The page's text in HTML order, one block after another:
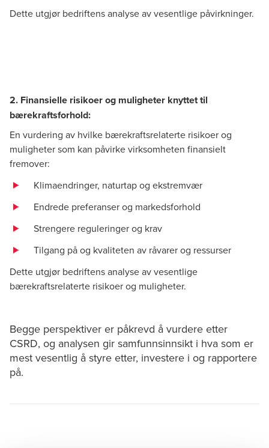
Dette utgjør bedriftens analyse av vesentlige påvirkninger.
2. Finansielle risikoer og muligheter knyttet til
bærekraftsforhold:
En vurdering av hvilke bærekraftsrelaterte risikoer og
muligheter som kan påvirke virksomheten finansielt
fremover:
Klimaendringer, naturtap og ekstremvær
Endrede preferanser og markedsforhold
Strengere reguleringer og krav
Tilgang på og kvaliteten av råvarer og ressurser
Dette utgjør bedriftens analyse av vesentlige
bærekraftsrelaterte risikoer og muligheter.
Begge perspektiver er påkrevd å vurdere etter
CSRD, og analysen gir samfunnsinnsikt i hva som er
mest vesentlig å styre etter, investere i og rapportere
på.